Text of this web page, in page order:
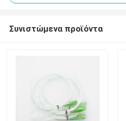
Συνιστώμενα προϊόντα